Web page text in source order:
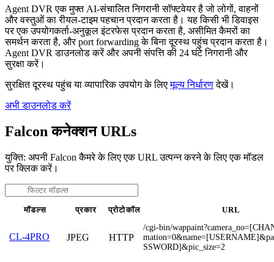
Agent DVR एक मुफ्त AI-संचालित निगरानी सॉफ्टवेयर है जो लोगों, वाहनों
और वस्तुओं का रीयल-टाइम पहचान प्रदान करता है। यह किसी भी डिवाइस
पर एक उपयोगकर्ता-अनुकूल इंटरफेस प्रदान करता है, असीमित कैमरों का
समर्थन करता है, और port forwarding के बिना दूरस्थ पहुंच प्रदान करता है।
Agent DVR डाउनलोड करें और अपनी संपत्ति की 24 घंटे निगरानी और
सुरक्षा करें।
सुरक्षित दूरस्थ पहुंच या व्यापारिक उपयोग के लिएमूल्य निर्धारणदेखें।
अभी डाउनलोड करें
Falcon कनेक्शन URLs
युक्ति: अपनी Falcon कैमरे के लिए एक URL उत्पन्न करने के लिए एक मॉडल
पर क्लिक करें।
मॉडल्स प्रकार प्रोटोकॉल URL
CL-4PRO JPEG HTTP
/cgi-bin/
SSWORD]&pic_size=2